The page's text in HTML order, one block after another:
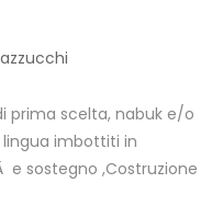
prima scelta, nabuk e/o
lingua imbottiti in
sostegno ,Costruzione